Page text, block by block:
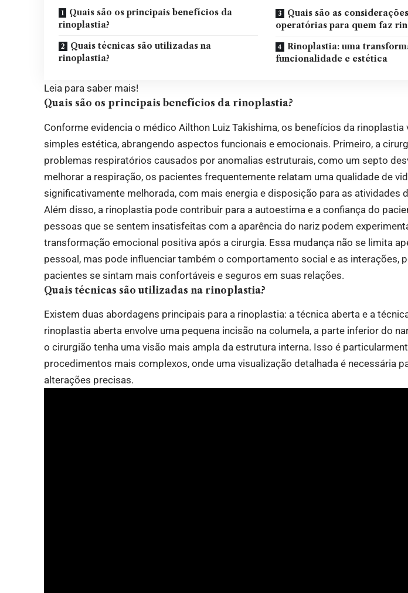
Quais são os principais benefícios da
rinoplastia?
Quais técnicas são utilizadas na
rinoplastia?
Quais são as
operatórias para quem faz
Rinoplastia: uma
funcionalidade e estética
Leia para saber mais!
Quais são os principais benefícios da rinoplastia?
Conforme evidencia o médico Ailthon Luiz Takishima, os benefícios da rinoplastia
simples estética, abrangendo aspectos funcionais e emocionais. Primeiro, a
problemas respiratórios causados por anomalias estruturais, como um septo
melhorar a respiração, os pacientes frequentemente relatam uma qualidade de
significativamente melhorada, com mais energia e disposição para as atividades
Além disso, a rinoplastia pode contribuir para a autoestima e a confiança do
pessoas que se sentem insatisfeitas com a aparência do nariz podem
transformação emocional positiva após a cirurgia. Essa mudança não se limita
pessoal, mas pode influenciar também o comportamento social e as interações,
pacientes se sintam mais confortáveis e seguros em suas relações.
Quais técnicas são utilizadas na rinoplastia?
Existem duas abordagens principais para a rinoplastia: a técnica aberta e a
rinoplastia aberta envolve uma pequena incisão na columela, a parte inferior do
o cirurgião tenha uma visão mais ampla da estrutura interna. Isso é
procedimentos mais complexos, onde uma visualização detalhada é necessária
alterações precisas.